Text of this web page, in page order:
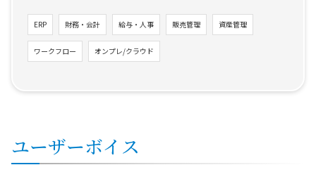
ERP 財務・会計 給与・人事 販売管理 資産管理
ワークフロー オンプレ/クラウド
ユーザーボイス